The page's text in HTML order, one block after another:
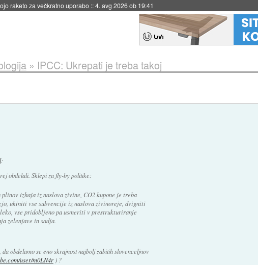
raketo za večkratno uporabo ::4. avg 2026 ob 19:41
» IPCC: Ukrepati je treba takoj
:
obdelali. Sklepi za fly-by politike:
plinov izhaja iz naslova zivine, CO2 kupone je treba
ukiniti vse subvencije iz naslova zivinoreje, dvigniti
vse pridobljeno pa usmeriti v prestrukturiranje
zelenjave in sadja.
obdelamo se eno skrajnost najbolj zabitih slovenceljnov
user/m0LN4r) ?